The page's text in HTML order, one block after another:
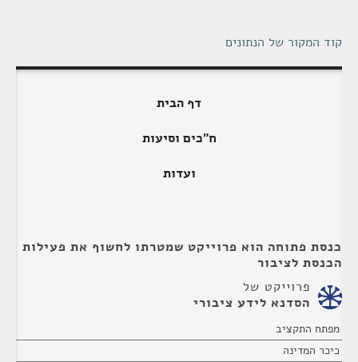
קוד המקור של הנתונים
דף הבית
ח"כים וסיעות
ועדות
כנסת פתוחה הוא פרוייקט שמטרתו לחשוף את פעילות
הכנסת לציבור
פרוייקט של
הסדנא לידע ציבורי
מפתח התקציב
כיכר המדינה